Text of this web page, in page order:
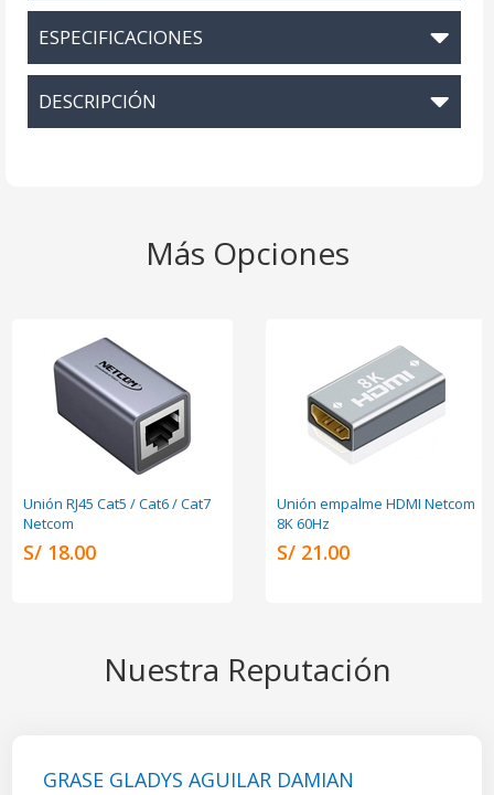
ESPECIFICACIONES
DESCRIPCIÓN
Más Opciones
Unión RJ45 Cat5 / Cat6 / Cat7
Netcom
S/ 18.00
Unión empalme HDMI Netcom
8K 60Hz
S/ 21.00
Nuestra Reputación
GRASE GLADYS AGUILAR DAMIAN